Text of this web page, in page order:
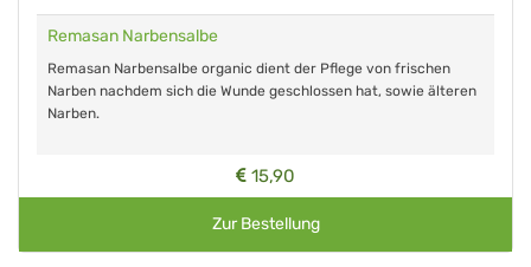
Remasan Narbensalbe
Remasan Narbensalbe organic dient der Pflege von frischen
Narben nachdem sich die Wunde geschlossen hat, sowie älteren
Narben.
15,90
Zur Bestellung